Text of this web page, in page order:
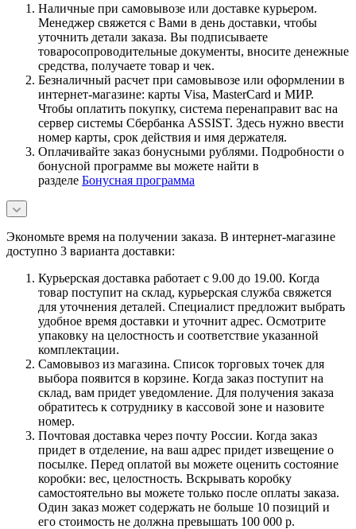
Наличные при самовывозе или доставке курьером.
Менеджер свяжется с Вами в день доставки, чтобы
уточнить детали заказа. Вы подписываете
товаросопроводительные документы, вносите денежные
средства, получаете товар и чек.
Безналичный расчет при самовывозе или оформлении в
интернет-магазине: карты Visa, MasterCard и МИР.
Чтобы оплатить покупку, система перенаправит вас на
сервер системы Сбербанка ASSIST. Здесь нужно ввести
номер карты, срок действия и имя держателя.
Оплачивайте заказ бонусными рублями. Подробности о
бонусной программе вы можете найти в
разделе Бонусная программа
Экономьте время на получении заказа. В интернет-магазине
доступно 3 варианта доставки:
Курьерская доставка работает с 9.00 до 19.00. Когда
товар поступит на склад, курьерская служба свяжется
для уточнения деталей. Специалист предложит выбрать
удобное время доставки и уточнит адрес. Осмотрите
упаковку на целостность и соответствие указанной
комплектации.
Самовывоз из магазина. Список торговых точек для
выбора появится в корзине. Когда заказ поступит на
склад, вам придет уведомление. Для получения заказа
обратитесь к сотруднику в кассовой зоне и назовите
номер.
Почтовая доставка через почту России. Когда заказ
придет в отделение, на ваш адрес придет извещение о
посылке. Перед оплатой вы можете оценить состояние
коробки: вес, целостность. Вскрывать коробку
самостоятельно вы можете только после оплаты заказа.
Один заказ может содержать не больше 10 позиций и
его стоимость не должна превышать 100 000 р.